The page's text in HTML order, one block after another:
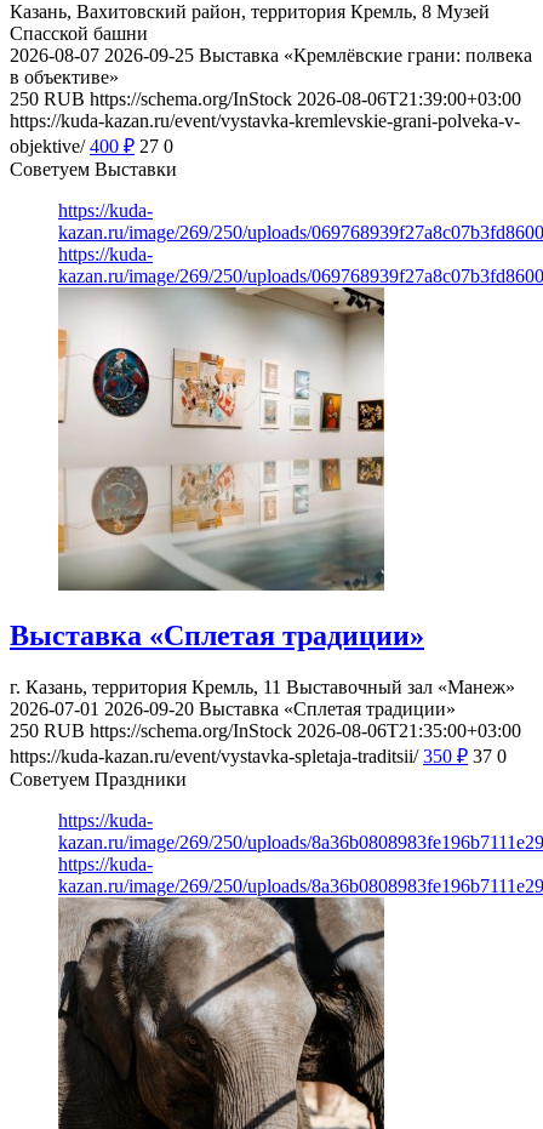
Казань, Вахитовский район, территория Кремль, 8 Музей
Спасской башни
2026-08-07 2026-09-25 Выставка «Кремлёвские грани: полвека
в объективе»
250 RUB https://schema.org/InStock 2026-08-06T21:39:00+03:00
https://kuda-kazan.ru/event/vystavka-kremlevskie-grani-polveka-v-
objektive/ 400 ₽ 27 0
Советуем Выставки
https://kuda-
kazan.ru/image/269/250/uploads/
https://kuda-
kazan.ru/image/269/250/uploads/
Выставка «Сплетая традиции»
г. Казань, территория Кремль, 11 Выставочный зал «Манеж»
2026-07-01 2026-09-20 Выставка «Сплетая традиции»
250 RUB https://schema.org/InStock 2026-08-06T21:35:00+03:00
https://kuda-kazan.ru/event/vystavka-spletaja-traditsii/ 350 ₽ 37 0
Советуем Праздники
https://kuda-
kazan.ru/image/269/250/uploads/
https://kuda-
kazan.ru/image/269/250/uploads/